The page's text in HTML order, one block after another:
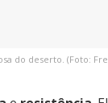
do deserto. (Foto: